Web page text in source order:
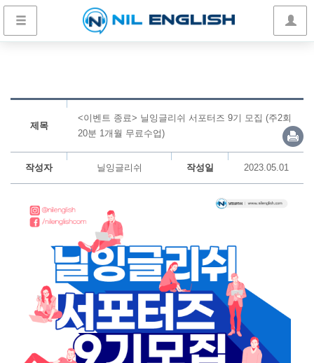
제목
<이벤트 종료> 닐잉글리쉬 서포터즈 9기 모집 (주2회
20분 1개월 무료수업)
작성자 닐잉글리쉬 작성일 2023.05.01